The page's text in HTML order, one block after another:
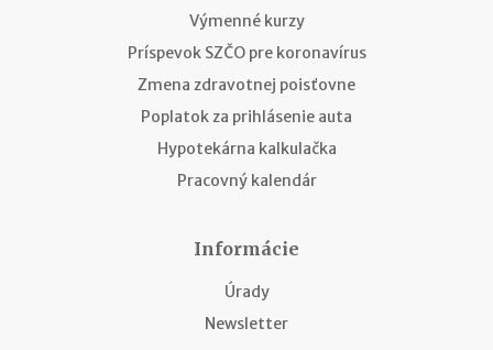
Výmenné kurzy
Príspevok SZČO pre koronavírus
Zmena zdravotnej poisťovne
Poplatok za prihlásenie auta
Hypotekárna kalkulačka
Pracovný kalendár
Informácie
Úrady
Newsletter